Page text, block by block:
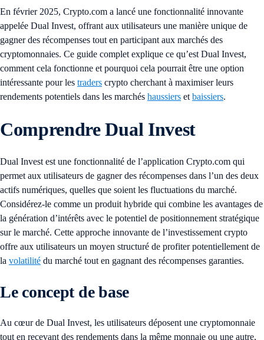
En février 2025, Crypto.com a lancé une fonctionnalité innovante
appelée Dual Invest, offrant aux utilisateurs une manière unique de
gagner des récompenses tout en participant aux marchés des
cryptomonnaies. Ce guide complet explique ce qu’est Dual Invest,
comment cela fonctionne et pourquoi cela pourrait être une option
intéressante pour les traders crypto cherchant à maximiser leurs
rendements potentiels dans les marchés haussiers et baissiers.
Comprendre Dual Invest
Dual Invest est une fonctionnalité de l’application Crypto.com qui
permet aux utilisateurs de gagner des récompenses dans l’un des deux
actifs numériques, quelles que soient les fluctuations du marché.
Considérez-le comme un produit hybride qui combine les avantages de
la génération d’intérêts avec le potentiel de positionnement stratégique
sur le marché. Cette approche innovante de l’investissement crypto
offre aux utilisateurs un moyen structuré de profiter potentiellement de
la volatilité du marché tout en gagnant des récompenses garanties.
Le concept de base
Au cœur de Dual Invest, les utilisateurs déposent une cryptomonnaie
tout en recevant des rendements dans la même monnaie ou une autre,